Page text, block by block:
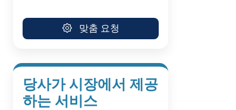
맞춤 요청
당사가 시장에서 제공
하는 서비스